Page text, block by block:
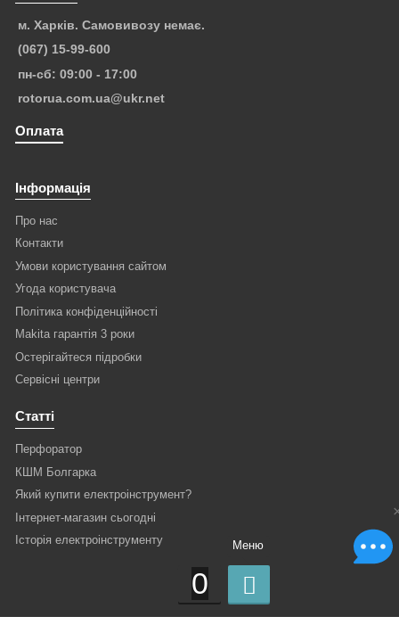
м. Харків. Самовивозу немає.
(067) 15-99-600
пн-сб: 09:00 - 17:00
rotorua.com.ua@ukr.net
Оплата
Інформація
Про нас
Контакти
Умови користування сайтом
Угода користувача
Політика конфіденційності
Makita гарантія 3 роки
Остерігайтеся підробки
Сервісні центри
Статті
Перфоратор
КШМ Болгарка
Який купити електроінструмент?
Інтернет-магазин сьогодні
Історія електроінструменту
0
Меню